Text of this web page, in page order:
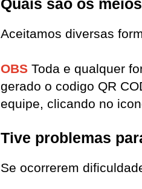
Quais são os
Aceitamos diversas
OBS Toda e qualquer
gerado o codigo QR
equipe, clicando no
Tive problemas
Se ocorrerem